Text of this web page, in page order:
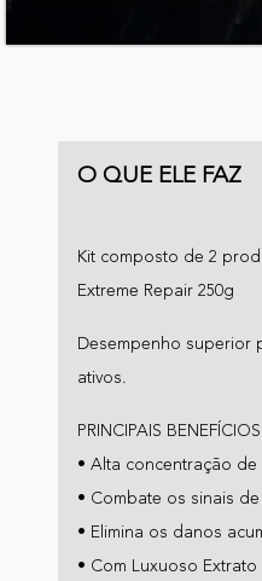
O QUE ELE FAZ
Kit composto de 2
Extreme Repair 250g
Desempenho superior
ativos.
PRINCIPAIS
• Alta concentração
• Combate os sinais
• Elimina os danos
• Com Luxuoso